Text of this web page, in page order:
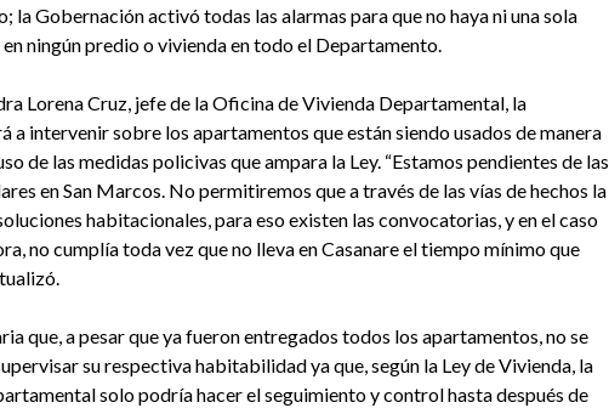
la Gobernación activó todas las alarmas para que no haya ni una sola
ningún predio o vivienda en todo el Departamento.
Lorena Cruz, jefe de la Oficina de Vivienda Departamental, la
a intervenir sobre los apartamentos que están siendo usados de manera
de las medidas policivas que ampara la Ley. “Estamos pendientes de las
en San Marcos. No permitiremos que a través de las vías de hechos la
habitacionales, para eso existen las convocatorias, y en el caso
no cumplía toda vez que no lleva en Casanare el tiempo mínimo que
que, a pesar que ya fueron entregados todos los apartamentos, no se
su respectiva habitabilidad ya que, según la Ley de Vivienda, la
solo podría hacer el seguimiento y control hasta después de